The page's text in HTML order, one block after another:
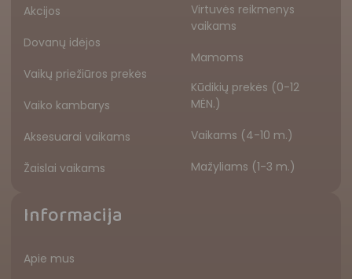
Akcijos
Dovanų idėjos
Vaikų priežiūros prekės
Vaiko kambarys
Aksesuarai vaikams
Žaislai vaikams
Virtuvės reikmenys
vaikams
Mamoms
Kūdikių prekės (0-12
MĖN.)
Vaikams (4-10 m.)
Mažyliams (1-3 m.)
Informacija
Apie mus